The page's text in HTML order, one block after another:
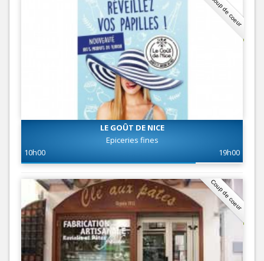
Coup de coeur
LE GOÛT DE NICE
Epiceries fines
10h00
19h00
Coup de coeur